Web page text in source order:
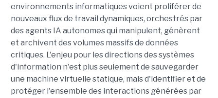
environnements informatiques voient proliférer de
nouveaux flux de travail dynamiques, orchestrés par
des agents IA autonomes qui manipulent, génèrent
et archivent des volumes massifs de données
critiques. L'enjeu pour les directions des systèmes
d'information n'est plus seulement de sauvegarder
une machine virtuelle statique, mais d'identifier et de
protéger l'ensemble des interactions générées par